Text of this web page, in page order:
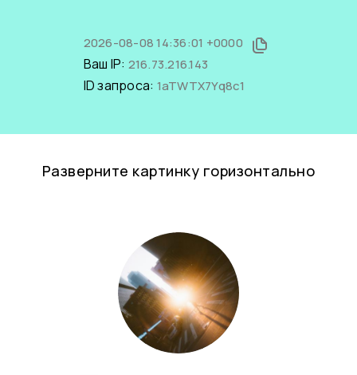
2026-08-08 14:36:01 +0000
Ваш IP: 216.73.216.143
ID запроса: 1aTWTX7Yq8c1
Разверните картинку горизонтально